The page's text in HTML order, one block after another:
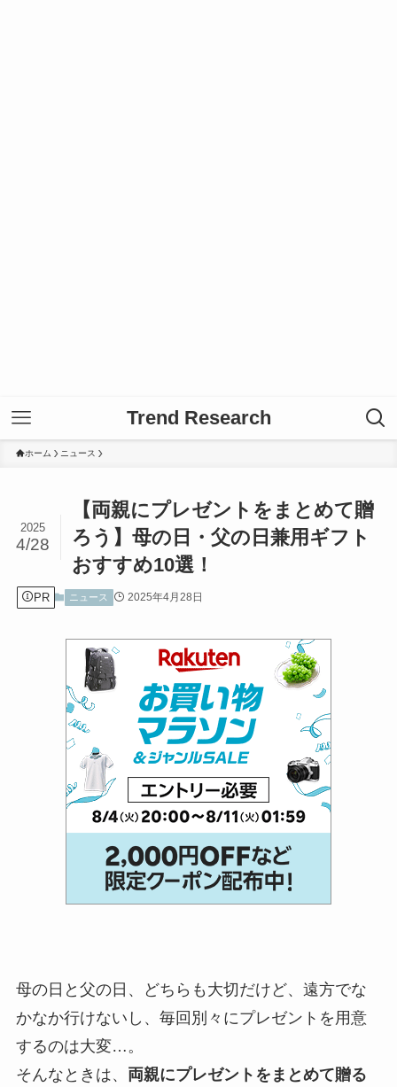
Trend Research
ホーム ニュース
【両親にプレゼントをまとめて贈
ろう】母の日・父の日兼用ギフト
おすすめ10選！
2025
4/28
PR ニュース 2025年4月28日
母の日と父の日、どちらも大切だけど、遠方でな
かなか行けないし、毎回別々にプレゼントを用意
するのは大変…。
そんなときは、 両親にプレゼントをまとめて贈る